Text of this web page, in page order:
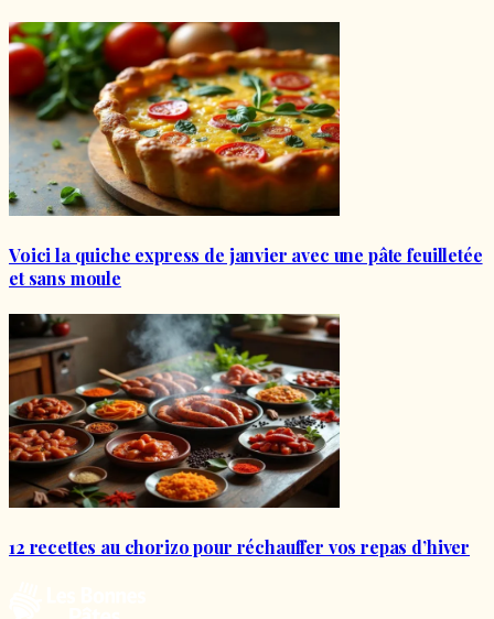
Voici la quiche express de janvier avec une pâte feuilletée
et sans moule
12 recettes au chorizo pour réchauffer vos repas d’hiver